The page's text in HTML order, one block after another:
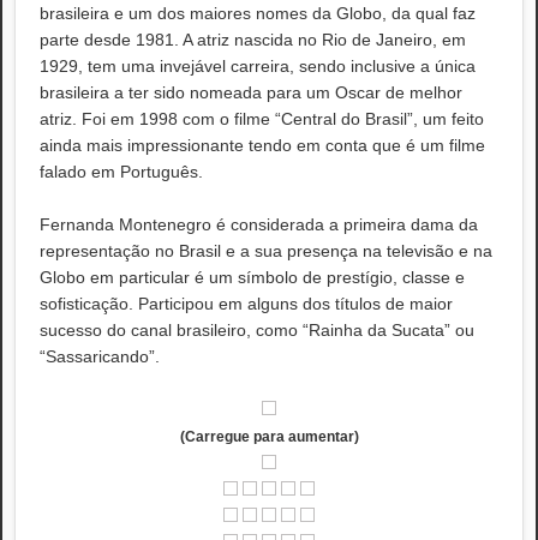
brasileira e um dos maiores nomes da Globo, da qual faz
parte desde 1981. A atriz nascida no Rio de Janeiro, em
1929, tem uma invejável carreira, sendo inclusive a única
brasileira a ter sido nomeada para um Oscar de melhor
atriz. Foi em 1998 com o filme “Central do Brasil”, um feito
ainda mais impressionante tendo em conta que é um filme
falado em Português.
Fernanda Montenegro é considerada a primeira dama da
representação no Brasil e a sua presença na televisão e na
Globo em particular é um símbolo de prestígio, classe e
sofisticação. Participou em alguns dos títulos de maior
sucesso do canal brasileiro, como “Rainha da Sucata” ou
“Sassaricando”.
(Carregue para aumentar)